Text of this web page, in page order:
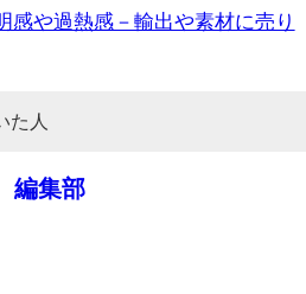
感や過熱感－輸出や素材に売り
た人
編集部